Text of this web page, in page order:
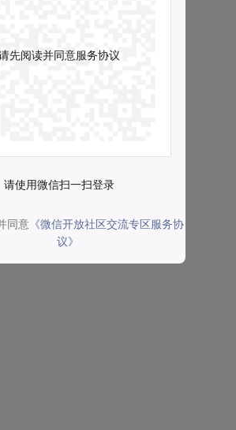
先阅读并同意服务协议
请使用微信扫一扫登录
同意 《微信开放社区交流专区服务协
议》